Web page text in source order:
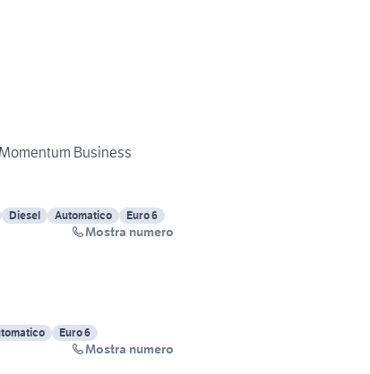
Business
Diesel Automatico
Euro 6
Mostra numero
Euro 6
Mostra numero